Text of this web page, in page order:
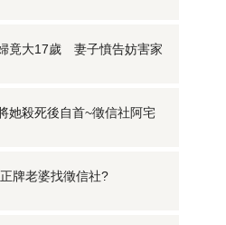
竟大17歲 妻子憤告妨害家
她殺死後自首~徵信社阿宅
牌老婆找徵信社?